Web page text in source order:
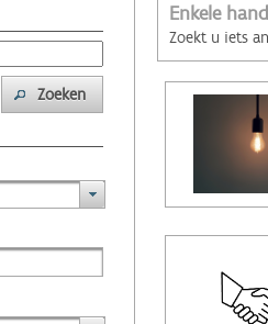
Zoeken
Enkele
Zoekt u iets